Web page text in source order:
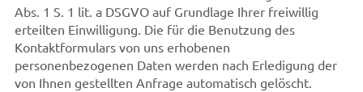
Abs. 1 S. 1 lit. a DSGVO auf Grundlage Ihrer freiwillig
erteilten Einwilligung. Die für die Benutzung des
Kontaktformulars von uns erhobenen
personenbezogenen Daten werden nach Erledigung der
von Ihnen gestellten Anfrage automatisch gelöscht.